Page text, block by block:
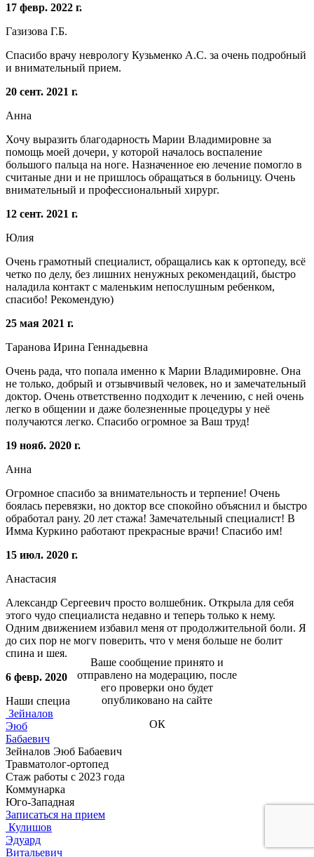
17 февр. 2022 г.
Газизова Г.Б.
Спасибо врачу неврологу Кузьменко А.С. за очень подробный
и внимательный прием.
20 сент. 2021 г.
Анна
Хочу выразить благодарность Марии Владимировне за
помощь моей дочери, у которой началось воспаление
большого пальца на ноге. Назначенное ею лечение помогло в
считаные дни и не пришлось обращаться в больницу. Очень
внимательный и профессиональный хирург.
12 сент. 2021 г.
Юлия
Очень грамотный специалист, обращались как к ортопеду, всё
четко по делу, без лишних ненужных рекомендаций, быстро
наладила контакт с маленьким непослушным ребенком,
спасибо! Рекомендую)
25 мая 2021 г.
Таранова Ирина Геннадьевна
Очень рада, что попала именно к Марии Владимировне. Она
не только, добрый и отзывчивый человек, но и замечательный
доктор. Очень ответственно подходит к лечению, с ней очень
легко в общении и даже болезненные процедуры у неё
получаются легко. Спасибо огромное за Ваш труд!
19 нояб. 2020 г.
Анна
Огромное спасибо за внимательность и терпение! Очень
боялась перевязки, но доктор все спокойно объяснил и быстро
обработал рану. 20 лет стажа! Замечательный специалист! В
Имма Куркино работают прекрасные врачи! Спасибо им!
15 июл. 2020 г.
Анастасия
Александр Сергеевич просто волшебник. Открыла для себя
этого чудо специалиста недавно и теперь только к нему.
Одним движением избавил меня от продолжительной боли. Я
до сих пор не могу поверить, что у меня больше не болит
спина и шея. Спасибо доктору!
6 февр. 2020 г.
Наши специалисты
Зейналов
Эюб
Бабаевич
Зейналов Эюб Бабаевич
Травматолог-ортопед
Стаж работы с 2023 года
Коммунарка
Юго-Западная
Записаться на прием
Кулишов
Эдуард
Витальевич
Ваше сообщение принято и
отправлено на модерацию, после
его проверки оно будет
опубликовано на сайте
ОК